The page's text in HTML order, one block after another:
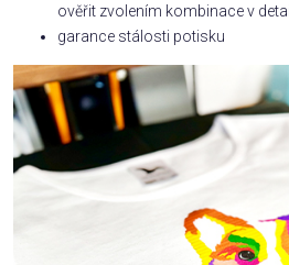
ověřit zvolením kombinace v
garance stálosti potisku